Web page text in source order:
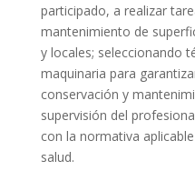
participado, a realizar
mantenimiento de
y locales; seleccionando
maquinaria para
conservación y
supervisión del
con la normativa
salud.